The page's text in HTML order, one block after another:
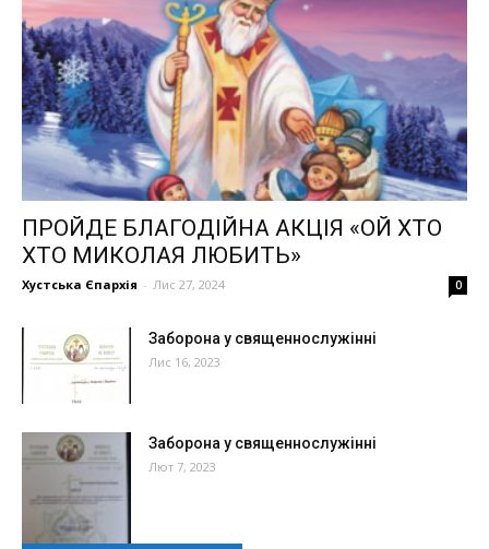
ПРОЙДЕ БЛАГОДІЙНА АКЦІЯ «ОЙ ХТО
ХТО МИКОЛАЯ ЛЮБИТЬ»
Хустська Єпархія - Лис 27, 2024 0
Заборона у священнослужінні
Лис 16, 2023
Заборона у священнослужінні
Лют 7, 2023